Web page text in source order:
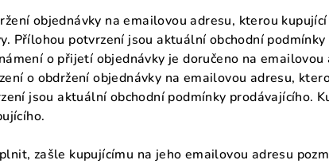
objednávky na emailovou adresu, kterou
Přílohou potvrzení jsou aktuální obchodní podmínky
o přijetí objednávky je doručeno na emailovou
o obdržení objednávky na emailovou adresu,
jsou aktuální obchodní podmínky prodávajícího.
zašle kupujícímu na jeho emailovou adresu